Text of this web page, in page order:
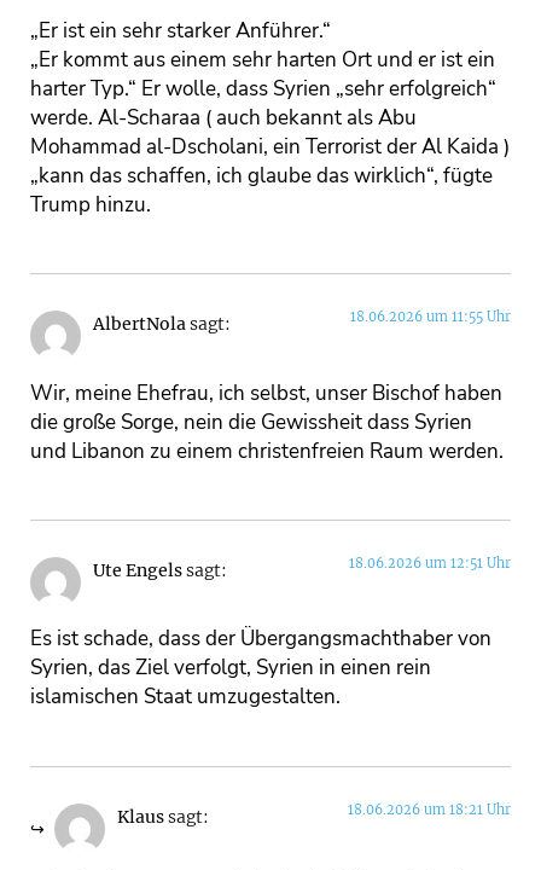
„Er ist ein sehr starker Anführer.“
„Er kommt aus einem sehr harten Ort und er ist ein
harter Typ.“ Er wolle, dass Syrien „sehr erfolgreich“
werde. Al-Scharaa ( auch bekannt als Abu
Mohammad al-Dscholani, ein Terrorist der Al Kaida )
„kann das schaffen, ich glaube das wirklich“, fügte
Trump hinzu.
AlbertNolasagt: 18.06.2026 um 11:55 Uhr
Wir, meine Ehefrau, ich selbst, unser Bischof haben
die große Sorge, nein die Gewissheit dass Syrien
und Libanon zu einem christenfreien Raum werden.
Ute Engelssagt: 18.06.2026 um 12:51 Uhr
Es ist schade, dass der Übergangsmachthaber von
Syrien, das Ziel verfolgt, Syrien in einen rein
islamischen Staat umzugestalten.
Klaussagt: 18.06.2026 um 18:21 Uhr